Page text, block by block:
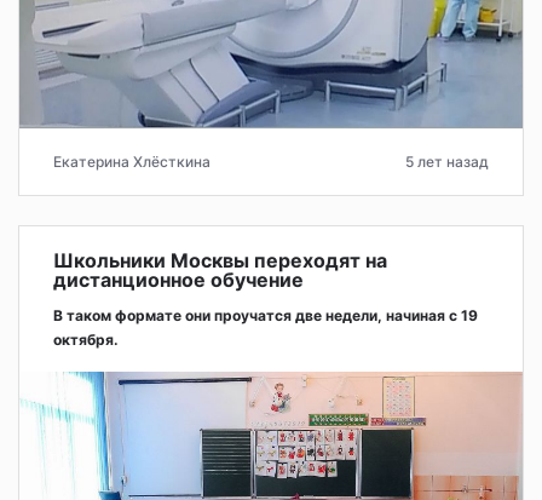
Екатерина Хлёсткина 5 лет назад
Школьники Москвы переходят на
дистанционное обучение
В таком формате они проучатся две недели, начиная с 19
октября.